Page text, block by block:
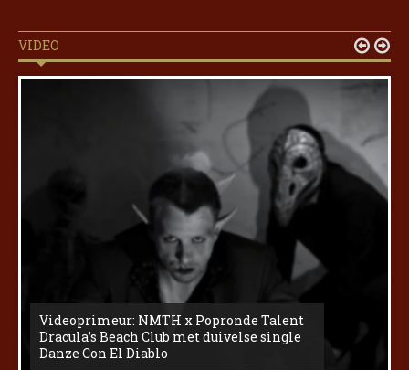
VIDEO
Videoprimeur: NMTH x Popronde Talent
Dracula’s Beach Club met duivelse single
Danze Con El Diablo
 